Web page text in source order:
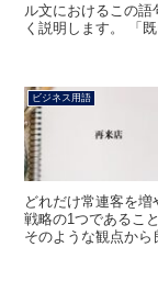
ル文におけるこの
く説明します。 「
ビジネス用語
どれだけ常連客を
戦略の1つであるこ
そのような観点か